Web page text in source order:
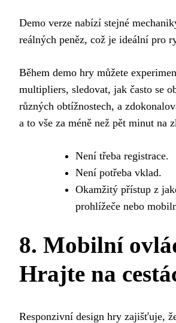
Demo verze nabízí stejné
reálných peněz, což je ideální pro
Během demo hry můžete
multipliers, sledovat, jak často se
různých obtížnostech, a
a to vše za méně než pět minut na
Není třeba registrace.
Není potřeba vklad.
Okamžitý přístup z
prohlížeče nebo
8. Mobilní
Hrajte na
Responzivní design hry zajišťuje,